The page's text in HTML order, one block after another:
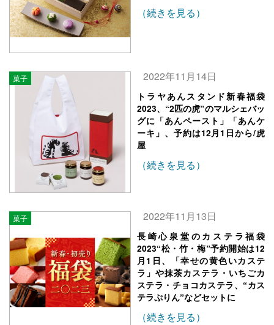
（続きを見る）
菓子 2022年11月14日
トラヤあんスタンド新春福袋
2023、“2匹の虎”のマルシェバッ
グに「あんペースト」「あんケ
ーキ」、予約は12月1日から/虎
屋
（続きを見る）
菓子 2022年11月13日
長崎心泉堂のカステラ福袋
2023“松・竹・梅”予約開始は12
月1日、「幸せの黄色いカステ
ラ」や抹茶カステラ・いちごカ
ステラ・チョコカステラ、“カス
テラぷりん”などセットに
（続きを見る）